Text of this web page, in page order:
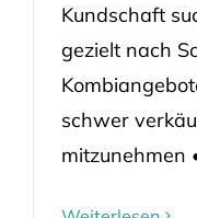
Kundschaft
gezielt nach
schwer
mitzunehmen